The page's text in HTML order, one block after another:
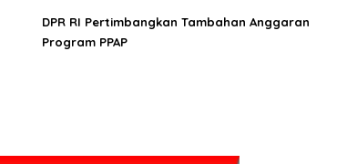
DPR RI Pertimbangkan Tambahan Anggaran
Program PPAP